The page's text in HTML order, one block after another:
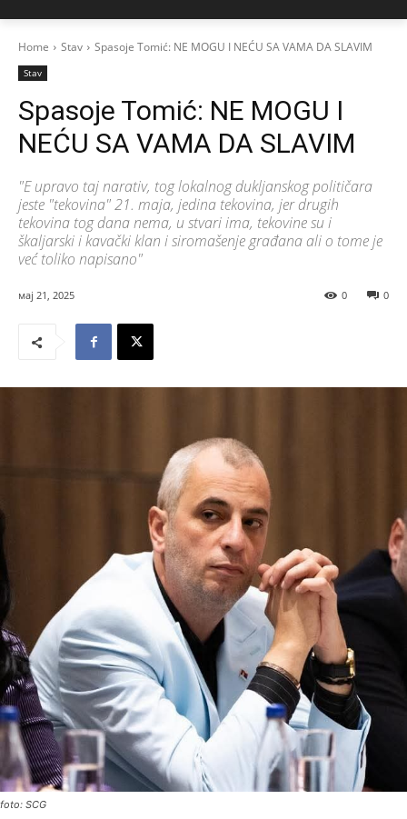
Home Stav Spasoje Tomić: NE MOGU I NEĆU SA VAMA DA SLAVIM
Stav
Spasoje Tomić: NE MOGU I
NEĆU SA VAMA DA SLAVIM
"E upravo taj narativ, tog lokalnog dukljanskog političara
jeste "tekovina" 21. maja, jedina tekovina, jer drugih
tekovina tog dana nema, u stvari ima, tekovine su i
škaljarski i kavački klan i siromašenje građana ali o tome je
već toliko napisano"
мај 21, 2025 0
0
foto: SCG